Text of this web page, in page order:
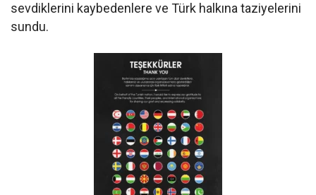
sevdiklerini kaybedenlere ve Türk halkına taziyelerini
sundu.